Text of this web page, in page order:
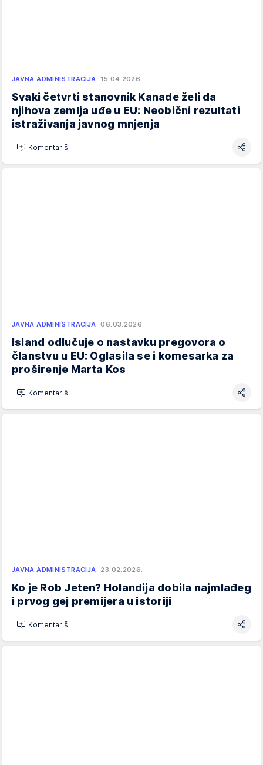
JAVNA ADMINISTRACIJA 15.04.2026.
Svaki četvrti stanovnik Kanade želi da
njihova zemlja uđe u EU: Neobični rezultati
istraživanja javnog mnjenja
Komentariši
JAVNA ADMINISTRACIJA 06.03.2026.
Island odlučuje o nastavku pregovora o
članstvu u EU: Oglasila se i komesarka za
proširenje Marta Kos
Komentariši
JAVNA ADMINISTRACIJA 23.02.2026.
Ko je Rob Jeten? Holandija dobila najmlađeg
i prvog gej premijera u istoriji
Komentariši